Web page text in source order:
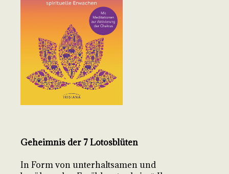
Geheimnis der 7 Lotosblüten
In Form von unterhaltsamen und